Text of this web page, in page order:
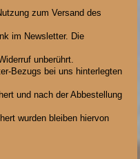
zum Versand des
im Newsletter. Die
unberührt.
Bezugs bei uns hinterlegten
und nach der Abbestellung
wurden bleiben hiervon